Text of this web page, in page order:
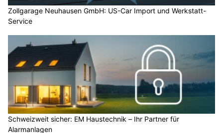
Zollgarage Neuhausen GmbH: US-Car Import und Werkstatt-
Service
Schweizweit sicher: EM Haustechnik – Ihr Partner für
Alarmanlagen